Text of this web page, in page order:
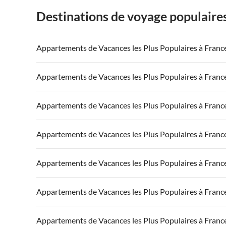
Destinations de voyage
Appartements de Vacances les Plus Populaires à
Appartements de Vacances à France
Appartements de Vacances à Côte atlantique
Appartements de Vacances à Côte d'Azur
Appartements de Vacances les Plus Populaires à
Appartements de Vacances à France
Appartements de Vacances à Côte atlantique
Appartements de Vacances à Côte d'Azur
Appartements de Vacances les Plus Populaires à
Appartements de Vacances à France
Appartements de Vacances à Côte atlantique
Appartements de Vacances à Côte d'Azur
Appartements de Vacances les Plus Populaires à
Appartements de Vacances à France
Appartements de Vacances à Côte atlantique
Appartements de Vacances à Côte d'Azur
Appartements de Vacances les Plus Populaires à
Appartements de Vacances à France
Appartements de Vacances à Côte atlantique
Appartements de Vacances les Plus Populaires à
Appartements de Vacances à France
Appartements de Vacances les Plus Populaires à